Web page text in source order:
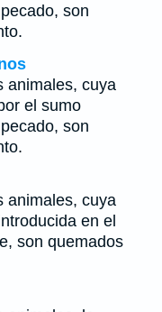
son
animales, cuya
el sumo
son
animales, cuya
en el
son quemados